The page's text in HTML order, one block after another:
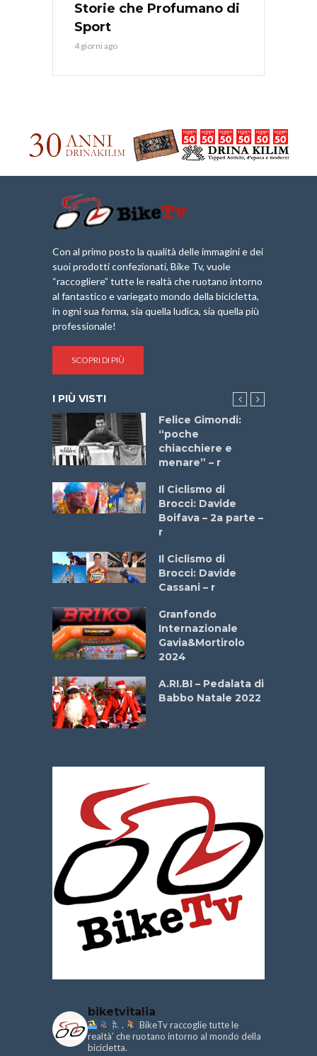
Storie che Profumano di
Sport
4 giorni ago
Con al primo posto la qualità delle immagini e dei
suoi prodotti confezionati, Bike Tv, vuole
“raccogliere” tutte le realtà che ruotano intorno
al fantastico e variegato mondo della bicicletta,
in ogni sua forma, sia quella ludica, sia quella più
professionale!
SCOPRI DI PIÙ
I PIÙ VISTI
Felice Gimondi:
“poche
chiacchiere e
menare” – r
Il Ciclismo di
Brocci: Davide
Boifava – 2a parte –
r
Il Ciclismo di
Brocci: Davide
Cassani – r
Granfondo
Internazionale
Gavia&Mortirolo
2024
A.RI.BI – Pedalata di
Babbo Natale 2022
biketvitalia
.
BikeTv raccoglie tutte le
realtà’ che ruotano intorno al mondo della
bicicletta.